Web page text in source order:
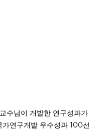
수님이 개발한 연구성과가
연구개발 우수성과 100선